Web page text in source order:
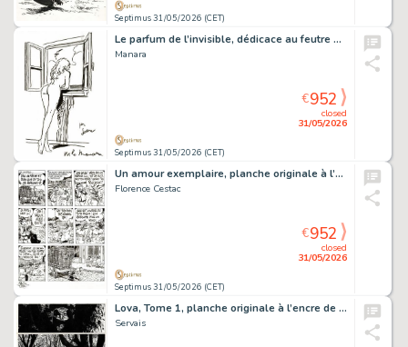
Septimus 31/05/2026 (CET)
Le parfum de l’invisible, dédicace au feutre fin sur feuille libre.
Manara
Septimus 31/05/2026 (CET)
closed
31/05/2026
€952
Un amour exemplaire, planche originale à l’encre de chine.
Florence Cestac
Septimus 31/05/2026 (CET)
closed
31/05/2026
€952
Lova, Tome 1, planche originale à l’encre de chine pour cet album paru en 1992 chez Dupuis.
Servais